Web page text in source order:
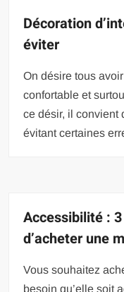
Décoration
éviter
On désire tous
confortable et
ce désir, il convient
évitant certaines
Accessibilité :
d’acheter une
Vous souhaitez
besoin qu’elle soit